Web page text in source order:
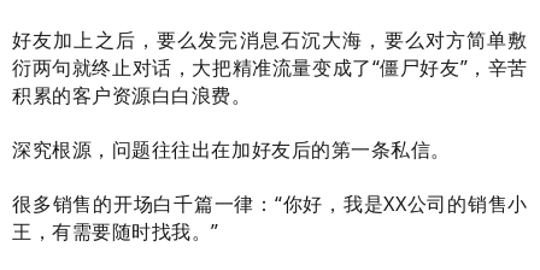
好友加上之后，要么发完消息石沉大海，要么对方简单敷
衍两句就终止对话，大把精准流量变成了“僵尸好友”，辛苦
积累的客户资源白白浪费。
深究根源，问题往往出在加好友后的第一条私信。
很多销售的开场白千篇一律：“你好，我是XX公司的销售小
王，有需要随时找我。”